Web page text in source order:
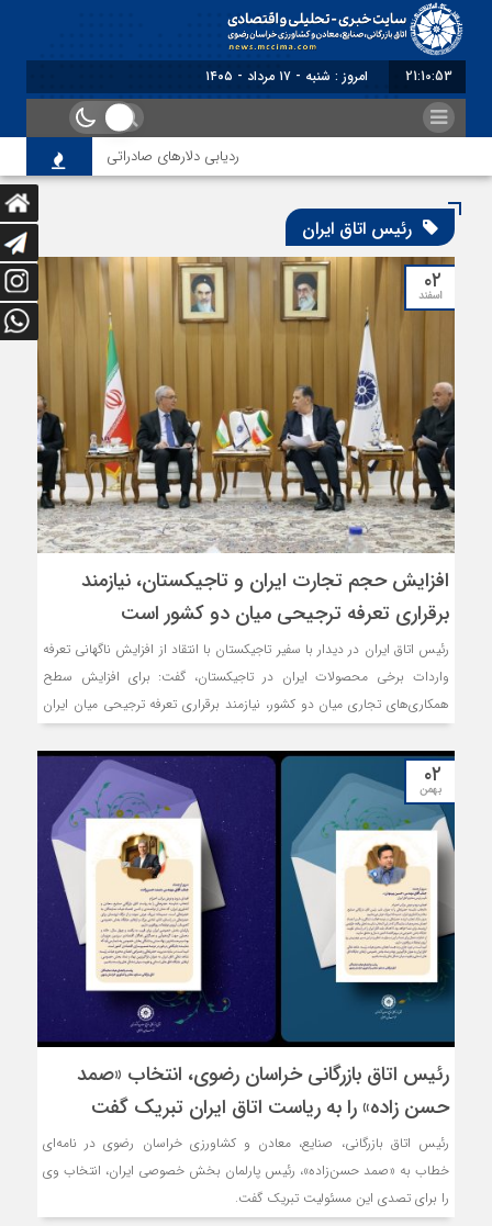
21:10:54 برابر با : Saturday - 8 August - 2026
ردیابی دلارهای صادراتی از اصلاح
رئیس اتاق ایران
۰۲
اسفند
افزایش حجم تجارت ایران و تاجیکستان، نیازمند
برقراری تعرفه ترجیحی میان دو کشور است
رئیس اتاق ایران در دیدار با سفیر تاجیکستان با انتقاد از افزایش ناگهانی تعرفه
واردات برخی محصولات ایران در تاجیکستان، گفت: برای افزایش سطح
همکاری‌های تجاری میان دو کشور، نیازمند برقراری تعرفه ترجیحی میان ایران
۰۲
بهمن
رئیس اتاق بازرگانی خراسان رضوی، انتخاب «صمد
حسن زاده» را به ریاست اتاق ایران تبریک گفت
رئیس اتاق بازرگانی، صنایع، معادن و کشاورزی خراسان رضوی در نامه‌ای
خطاب به «صمد حسن‌زاده»، رئیس پارلمان بخش خصوصی ایران، انتخاب وی
را برای تصدی این مسئولیت تبریک گفت.